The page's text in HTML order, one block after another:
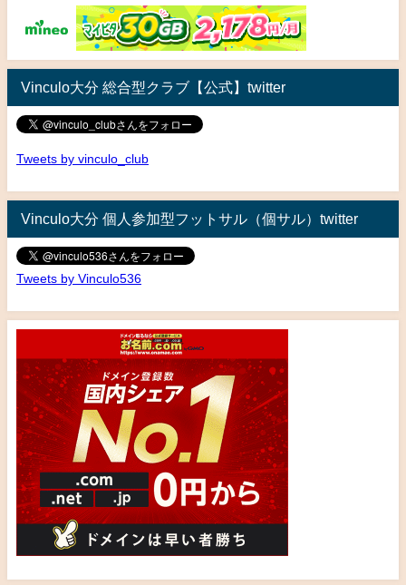
Vinculo大分 総合型クラブ【公式】twitter
Tweets by vinculo_club
Vinculo大分 個人参加型フットサル（個サル）twitter
Tweets by Vinculo536